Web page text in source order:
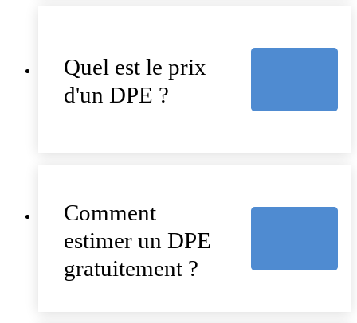
Quel est le prix
d'un DPE ?
Comment
estimer un DPE
gratuitement ?